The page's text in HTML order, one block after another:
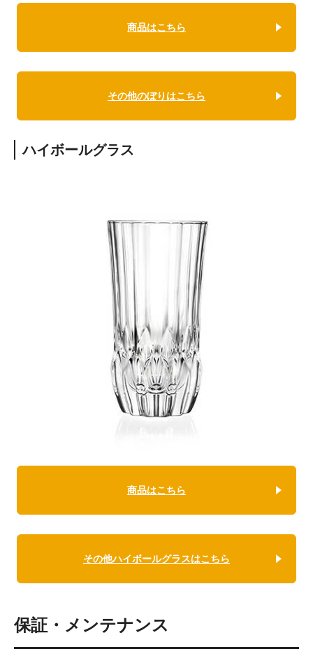
商品はこちら
その他のぼりはこちら
ハイボールグラス
商品はこちら
その他ハイボールグラスはこちら
保証・メンテナンス